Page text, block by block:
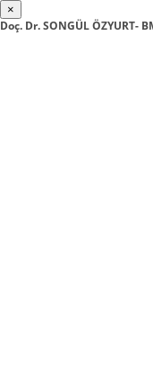
×
Doç. Dr. SONGÜL ÖZYURT-